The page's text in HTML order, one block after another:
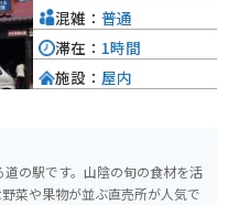
の駅です。山陰の旬の食材を活
菜や果物が並ぶ直売所が人気で
混雑： 普通
滞在： 1時間
施設： 屋内